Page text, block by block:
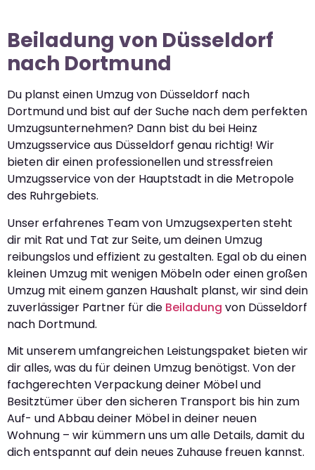
Beiladung von Düsseldorf
nach Dortmund
Du planst einen Umzug von Düsseldorf nach
Dortmund und bist auf der Suche nach dem perfekten
Umzugsunternehmen? Dann bist du bei Heinz
Umzugsservice aus Düsseldorf genau richtig! Wir
bieten dir einen professionellen und stressfreien
Umzugsservice von der Hauptstadt in die Metropole
des Ruhrgebiets.
Unser erfahrenes Team von Umzugsexperten steht
dir mit Rat und Tat zur Seite, um deinen Umzug
reibungslos und effizient zu gestalten. Egal ob du einen
kleinen Umzug mit wenigen Möbeln oder einen großen
Umzug mit einem ganzen Haushalt planst, wir sind dein
zuverlässiger Partner für die Beiladung von Düsseldorf
nach Dortmund.
Mit unserem umfangreichen Leistungspaket bieten wir
dir alles, was du für deinen Umzug benötigst. Von der
fachgerechten Verpackung deiner Möbel und
Besitztümer über den sicheren Transport bis hin zum
Auf- und Abbau deiner Möbel in deiner neuen
Wohnung – wir kümmern uns um alle Details, damit du
dich entspannt auf dein neues Zuhause freuen kannst.